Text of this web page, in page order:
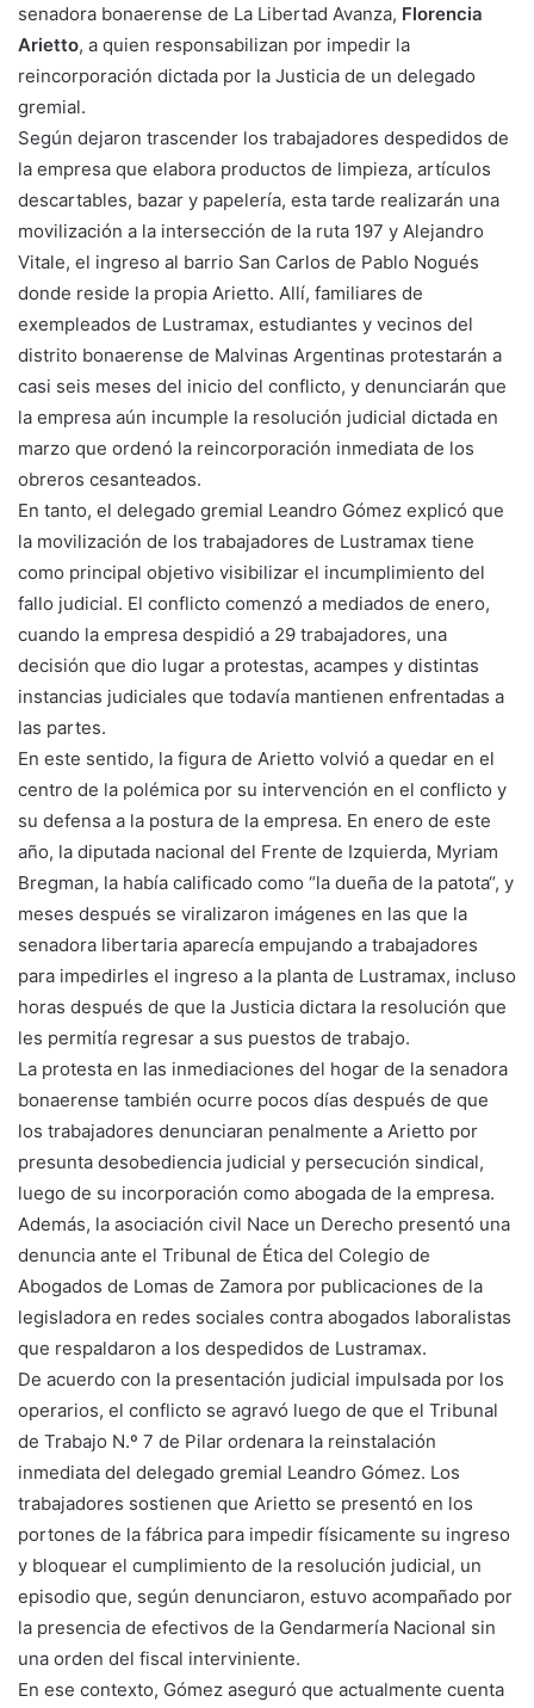
senadora bonaerense de La Libertad Avanza, Florencia
Arietto, a quien responsabilizan por impedir la
reincorporación dictada por la Justicia de un delegado
gremial.
Según dejaron trascender los trabajadores despedidos de
la empresa que elabora productos de limpieza, artículos
descartables, bazar y papelería, esta tarde realizarán una
movilización a la intersección de la ruta 197 y Alejandro
Vitale, el ingreso al barrio San Carlos de Pablo Nogués
donde reside la propia Arietto. Allí, familiares de
exempleados de Lustramax, estudiantes y vecinos del
distrito bonaerense de Malvinas Argentinas protestarán a
casi seis meses del inicio del conflicto, y denunciarán que
la empresa aún incumple la resolución judicial dictada en
marzo que ordenó la reincorporación inmediata de los
obreros cesanteados.
En tanto, el delegado gremial Leandro Gómez explicó que
la movilización de los trabajadores de Lustramax tiene
como principal objetivo visibilizar el incumplimiento del
fallo judicial. El conflicto comenzó a mediados de enero,
cuando la empresa despidió a 29 trabajadores, una
decisión que dio lugar a protestas, acampes y distintas
instancias judiciales que todavía mantienen enfrentadas a
las partes.
En este sentido, la figura de Arietto volvió a quedar en el
centro de la polémica por su intervención en el conflicto y
su defensa a la postura de la empresa. En enero de este
año, la diputada nacional del Frente de Izquierda, Myriam
Bregman, la había calificado como “la dueña de la patota“, y
meses después se viralizaron imágenes en las que la
senadora libertaria aparecía empujando a trabajadores
para impedirles el ingreso a la planta de Lustramax, incluso
horas después de que la Justicia dictara la resolución que
les permitía regresar a sus puestos de trabajo.
La protesta en las inmediaciones del hogar de la senadora
bonaerense también ocurre pocos días después de que
los trabajadores denunciaran penalmente a Arietto por
presunta desobediencia judicial y persecución sindical,
luego de su incorporación como abogada de la empresa.
Además, la asociación civil Nace un Derecho presentó una
denuncia ante el Tribunal de Ética del Colegio de
Abogados de Lomas de Zamora por publicaciones de la
legisladora en redes sociales contra abogados laboralistas
que respaldaron a los despedidos de Lustramax.
De acuerdo con la presentación judicial impulsada por los
operarios, el conflicto se agravó luego de que el Tribunal
de Trabajo N.º 7 de Pilar ordenara la reinstalación
inmediata del delegado gremial Leandro Gómez. Los
trabajadores sostienen que Arietto se presentó en los
portones de la fábrica para impedir físicamente su ingreso
y bloquear el cumplimiento de la resolución judicial, un
episodio que, según denunciaron, estuvo acompañado por
la presencia de efectivos de la Gendarmería Nacional sin
una orden del fiscal interviniente.
En ese contexto, Gómez aseguró que actualmente cuenta